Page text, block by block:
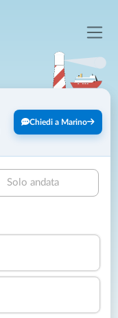
Chiedi a Marino
Solo andata